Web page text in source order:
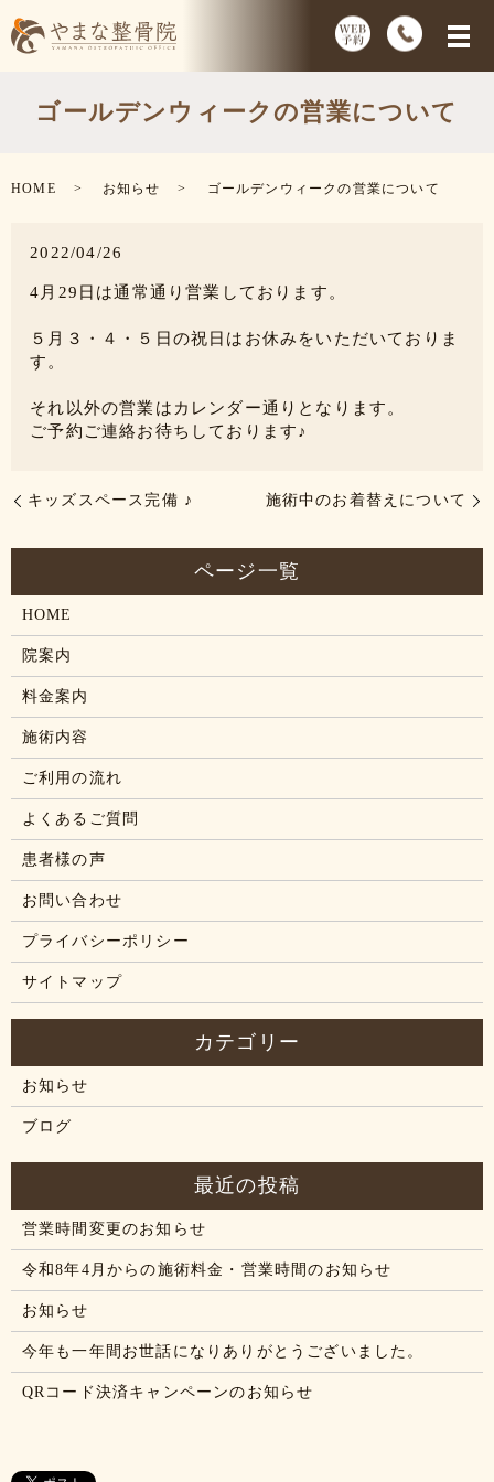
ゴールデンウィークの営業について
HOME お知らせ ゴールデンウィークの営業について
2022/04/26
4月29日は通常通り営業しております。
５月３・４・５日の祝日はお休みをいただいておりま
す。
それ以外の営業はカレンダー通りとなります。
ご予約ご連絡お待ちしております♪
キッズスペース完備 ♪ 施術中のお着替えについて
HOME
院案内
料金案内
施術内容
ご利用の流れ
よくあるご質問
患者様の声
お問い合わせ
プライバシーポリシー
サイトマップ
お知らせ
ブログ
営業時間変更のお知らせ
令和8年4月からの施術料金・営業時間のお知らせ
お知らせ
今年も一年間お世話になりありがとうございました。
QRコード決済キャンペーンのお知らせ